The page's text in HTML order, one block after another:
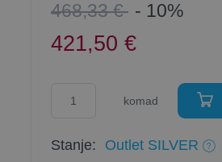
468,33 € - 10%
421,50 €
komad
Stanje: Outlet SILVER